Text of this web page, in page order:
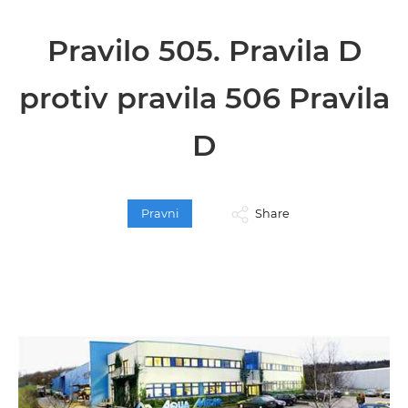
Pravilo 505. Pravila D
protiv pravila 506 Pravila
D
Pravni Share